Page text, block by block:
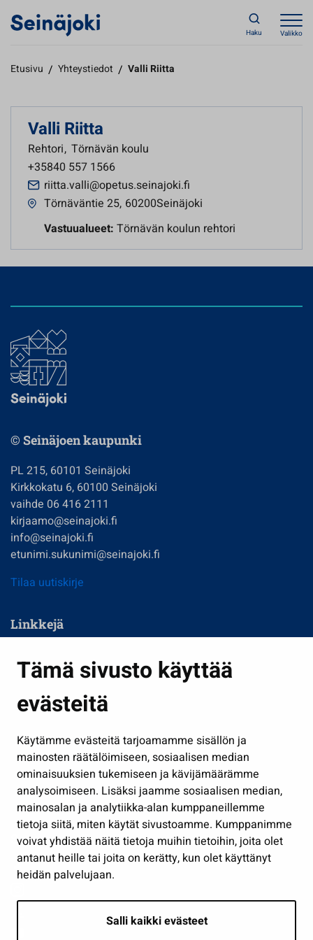
Tämä sivusto käyttää
evästeitä
Käytämme evästeitä tarjoamamme sisällön ja
mainosten räätälöimiseen, sosiaalisen median
ominaisuuksien tukemiseen ja kävijämäärämme
analysoimiseen. Lisäksi jaamme sosiaalisen median,
mainosalan ja analytiikka-alan kumppaneillemme
tietoja siitä, miten käytät sivustoamme. Kumppanimme
voivat yhdistää näitä tietoja muihin tietoihin, joita olet
antanut heille tai joita on kerätty, kun olet käyttänyt
heidän palvelujaan.
Salli kaikki evästeet
Haku Valikko
Etusivu / Yhteystiedot / Valli Riitta
Valli Riitta
Rehtori, Törnävän koulu
+35840 557 1566
riitta.valli@opetus.seinajoki.fi
Törnäväntie 25, 60200Seinäjoki
Vastuualueet: Törnävän koulun rehtori
© Seinäjoen kaupunki
PL 215, 60101 Seinäjoki
Kirkkokatu 6, 60100 Seinäjoki
vaihde 06 416 2111
kirjaamo@seinajoki.fi
info@seinajoki.fi
etunimi.sukunimi@seinajoki.fi
Tilaa uutiskirje
Linkkejä
Kasvatus ja opetus
Kulttuuri ja liikunta
Työ ja yrittäminen
Osallistu ja asioi
Näytä omat evästeasetukseni
Seuraa meitä